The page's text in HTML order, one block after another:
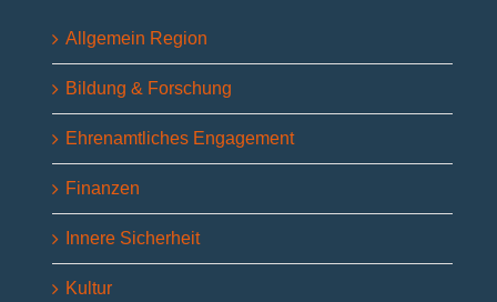
Allgemein Region
Bildung & Forschung
Ehrenamtliches Engagement
Finanzen
Innere Sicherheit
Kultur